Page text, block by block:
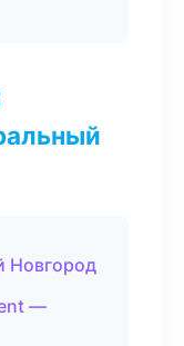
Новгород
—